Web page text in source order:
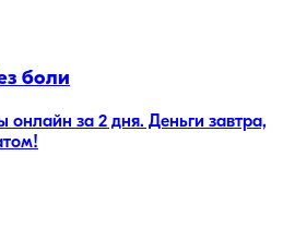
боли
за 2 дня. Деньги завтра,